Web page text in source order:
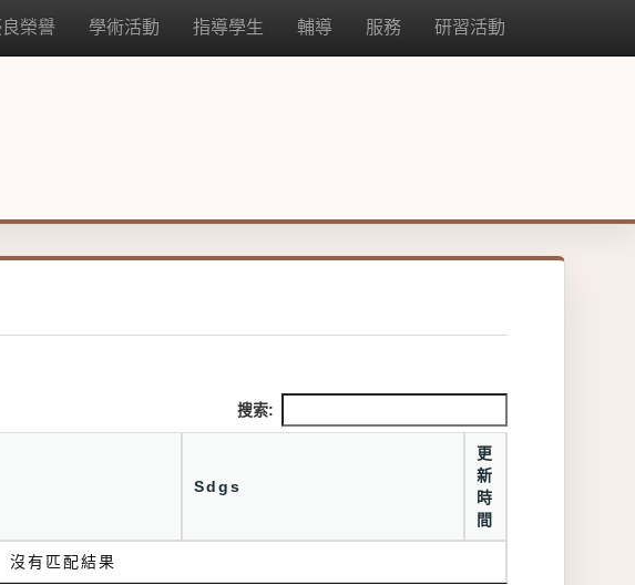
榮譽 學術活動 指導學生 輔導 服務 研習活動
搜索:
Sdgs
更
新
時
間
沒有匹配結果